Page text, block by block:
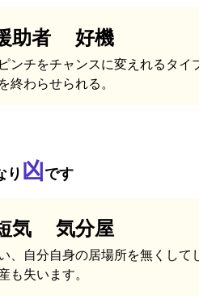
助者 好機
ンチをチャンスに変えれるタイ
わらせられる。
り 凶です
気 気分屋
、自分自身の居場所を無くして
失います。